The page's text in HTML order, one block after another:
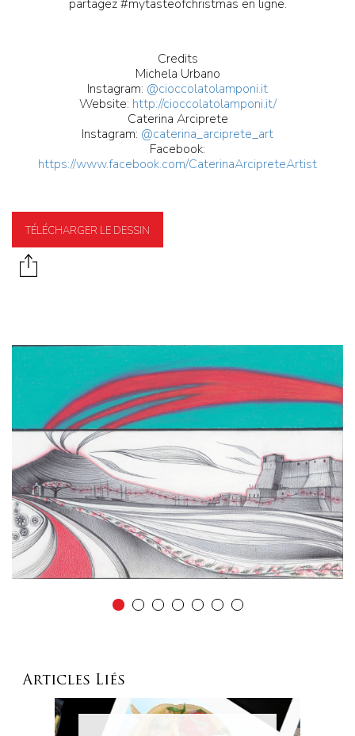
partagez #mytasteofchristmas en ligne.
Credits
Michela Urbano
Instagram: @cioccolatolamponi.it
Website: http://cioccolatolamponi.it/
Caterina Arciprete
Instagram: @caterina_arciprete_art
Facebook:
https://www.facebook.com/CaterinaArcipreteArtist
TÉLÉCHARGER LE DESSIN
Articles Liés